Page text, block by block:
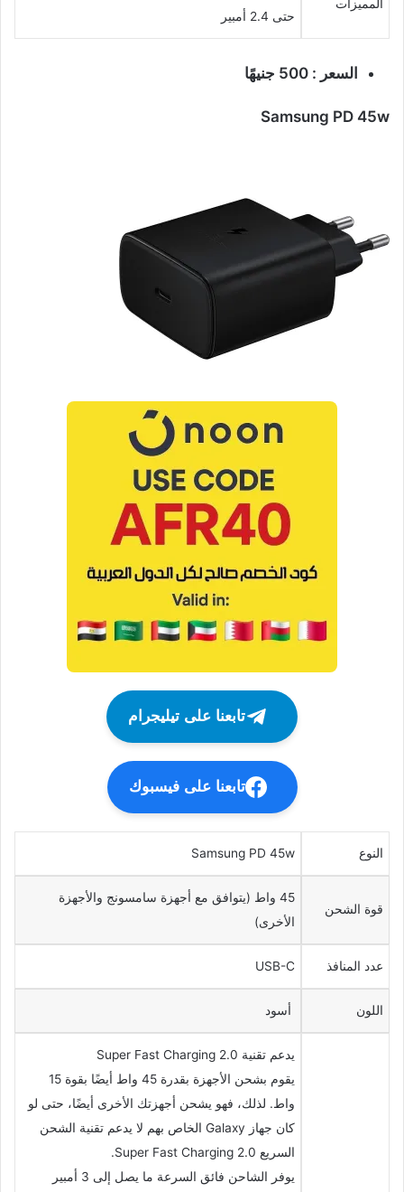
المميزات
حتى 2.4 أمبير
السعر : 500 جنيهًا
Samsung PD 45w
تابعنا على تيليجرام
تابعنا على فيسبوك
النوع Samsung PD 45w
قوة الشحن
45 واط (يتوافق مع أجهزة سامسونج والأجهزة
الأخرى)
عدد المنافذ USB-C
اللون أسود
يدعم تقنية Super Fast Charging 2.0
يقوم بشحن الأجهزة بقدرة 45 واط أيضًا بقوة 15
واط. لذلك، فهو يشحن أجهزتك الأخرى أيضًا، حتى لو
كان جهاز Galaxy الخاص بهم لا يدعم تقنية الشحن
السريع Super Fast Charging 2.0.
يوفر الشاحن فائق السرعة ما يصل إلى 3 أمبير